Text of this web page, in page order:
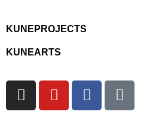
KUNEPROJECTS
KUNEARTS